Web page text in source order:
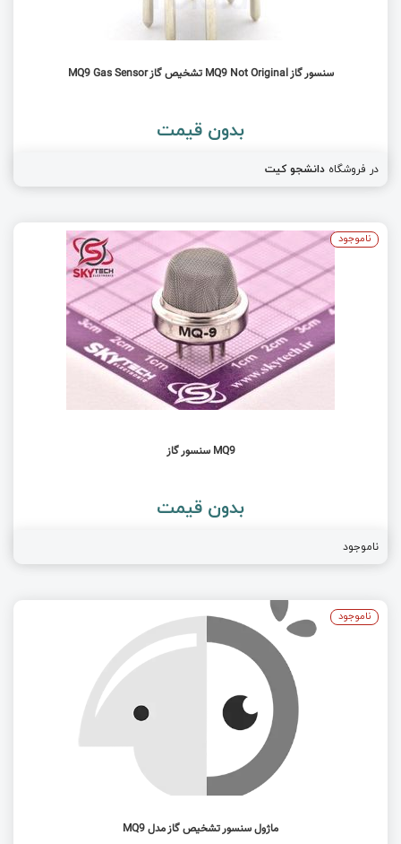
سنسور گاز MQ9 Not Original تشخیص گاز MQ9 Gas Sensor
بدون قیمت
در فروشگاه دانشجو کیت
MQ9 سنسور گاز
بدون قیمت
ناموجود
ناموجود
ماژول سنسور تشخیص گاز مدل MQ9
ناموجود